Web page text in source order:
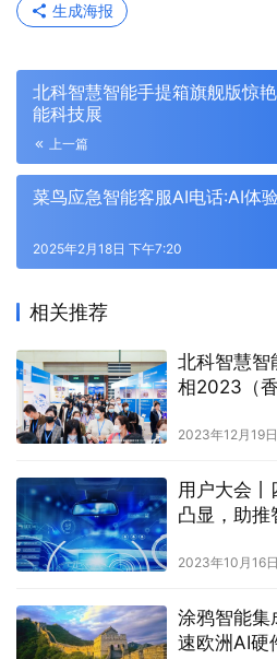
生成海报
北科智慧智能手提箱旗舰版惊
能科技展
上一篇
菜鸟应急智能客服AI电话:AI体
2025年2月18日 下午7:20
相关推荐
北科智慧智
相2023（
2023年12月19日
用户大会丨
凸显，助推
2023年10月16日
涂鸦智能
速欧洲AI硬